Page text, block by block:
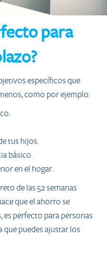
para
específicos que
como por ejemplo:
tus hijos.
básico.
en el hogar.
de las 52 semanas
que el ahorro se
es perfecto para personas
que puedes ajustar los